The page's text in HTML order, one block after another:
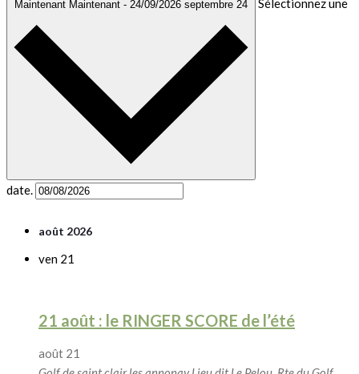
Maintenant Maintenant - 24/09/2026 septembre 24
date.
août 2026
ven 21
21 août : le RINGER SCORE de l’été
août 21